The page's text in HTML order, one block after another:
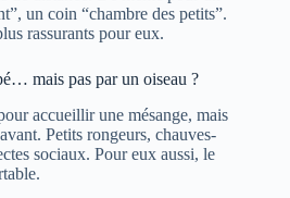
un coin “chambre des petits”.
rassurants pour eux.
mais pas par un oiseau ?
accueillir une mésange, mais
Petits rongeurs, chauves-
sociaux. Pour eux aussi, le